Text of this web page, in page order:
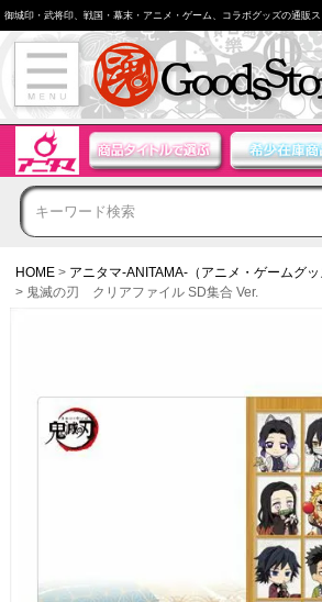
御城印・武将印、戦国・幕末・アニメ・ゲーム、コラボグッズの通販
HOME
アニタマ-ANITAMA-（アニメ・ゲームグッ
鬼滅の刃 クリアファイル SD集合 Ver.